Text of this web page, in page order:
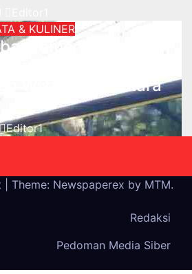
& KULINER
Pemerintah Akan
pada
Wisata Nusantara
Editor1
Theme: Newspaperex by MTM.
Redaksi
Pedoman Media Siber